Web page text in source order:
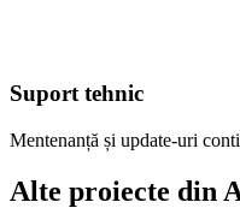
Suport tehnic
Mentenanță și update-uri
Alte proiecte din